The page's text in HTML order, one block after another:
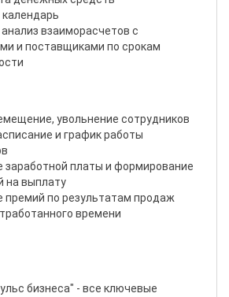
взаиморасчетов с
и поставщиками по срокам
увольнение сотрудников
и график работы
заработной платы и формирование
на выплату
премий по результатам продаж
времени
бизнеса" - все ключевые